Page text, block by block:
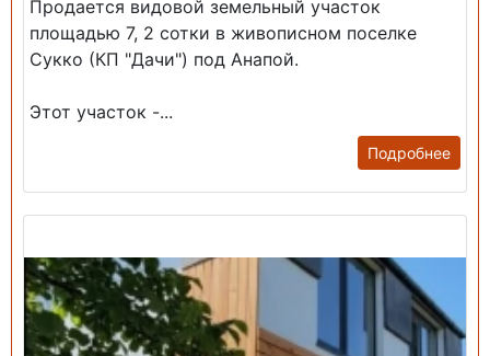
Продается видовой земельный участок
площадью 7, 2 сотки в живописном поселке
Сукко (КП "Дачи") под Анапой.
Этот участок -...
Подробнее